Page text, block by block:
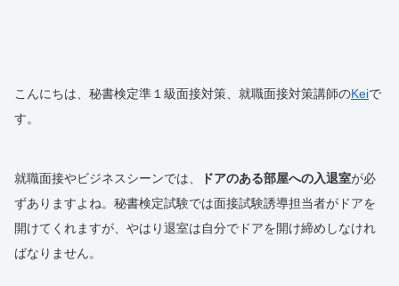
こんにちは、秘書検定準１級面接対策、就職面接対策講師のKeiで
す。
就職面接やビジネスシーンでは、 ドアのある部屋への入退室が必
ずありますよね。秘書検定試験では面接試験誘導担当者がドアを
開けてくれますが、やはり退室は自分でドアを開け締めしなけれ
ばなりません。